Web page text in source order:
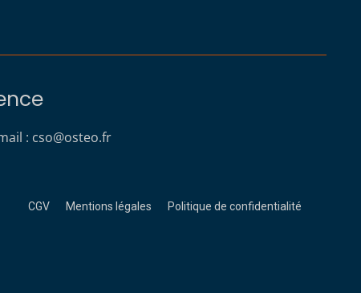
Personnalisez vos préférences pour
: cso@osteo.fr
CGV Mentions légales Politique de confidentialité